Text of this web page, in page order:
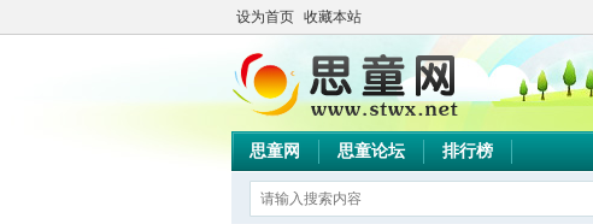
设为首页 收藏本站
思童网 思童论坛 排行榜